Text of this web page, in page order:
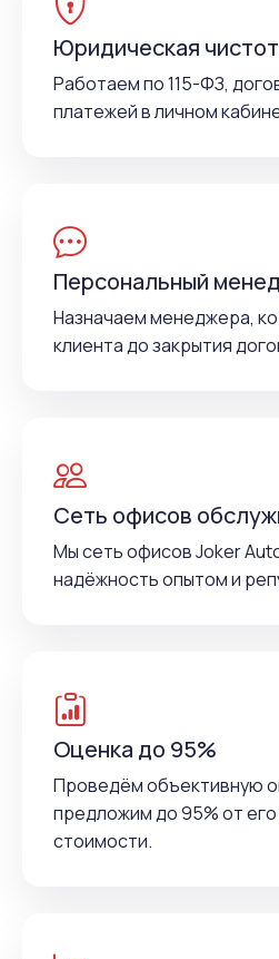
Юридическая
Работаем по 115-ФЗ,
платежей в личном
Персональный
Назначаем менеджера,
клиента до закрытия
Сеть офисов
Мы сеть офисов Joker
надёжность опытом и
Оценка до 95%
Проведём объективную
предложим до 95% от
стоимости.